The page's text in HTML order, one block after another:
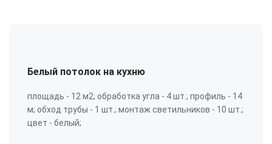
Белый потолок на кухню
площадь - 12 м2; обработка угла - 4 шт.; профиль - 14
м; обход трубы - 1 шт.; монтаж светильников - 10 шт.;
цвет - белый;